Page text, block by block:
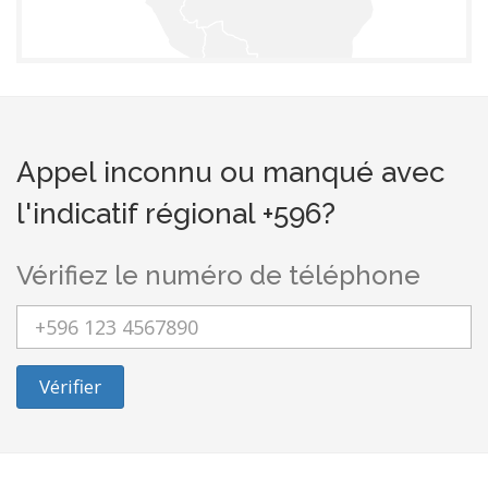
Appel inconnu ou manqué avec
l'indicatif régional +596?
Vérifiez le numéro de téléphone
Vérifier